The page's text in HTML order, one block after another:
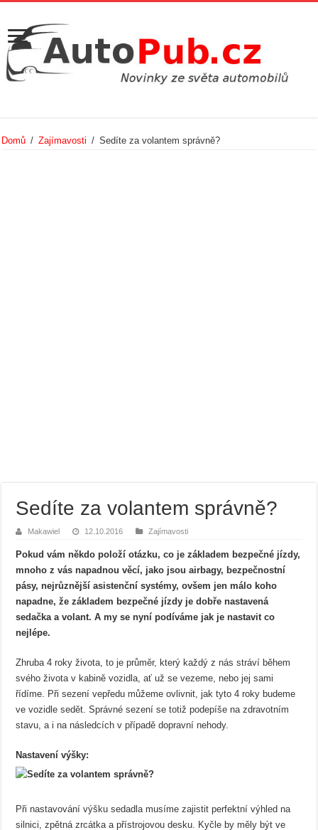
Domů / Zajímavosti / Sedíte za volantem správně?
Sedíte za volantem správně?
Makawiel 12.10.2016 Zajímavosti
Pokud vám někdo položí otázku, co je základem bezpečné jízdy,
mnoho z vás napadnou věcí, jako jsou airbagy, bezpečnostní
pásy, nejrůznější asistenční systémy, ovšem jen málo koho
napadne, že základem bezpečné jízdy je dobře nastavená
sedačka a volant. A my se nyní podíváme jak je nastavit co
nejlépe.
Zhruba 4 roky života, to je průměr, který každý z nás stráví během
svého života v kabině vozidla, ať už se vezeme, nebo jej sami
řídíme. Při sezení vepředu můžeme ovlivnit, jak tyto 4 roky budeme
ve vozidle sedět. Správné sezení se totiž podepíše na zdravotním
stavu, a i na následcích v případě dopravní nehody.
Nastavení výšky:
Při nastavování výšku sedadla musíme zajistit perfektní výhled na
silnici, zpětná zrcátka a přístrojovou desku. Kyčle by měly být ve